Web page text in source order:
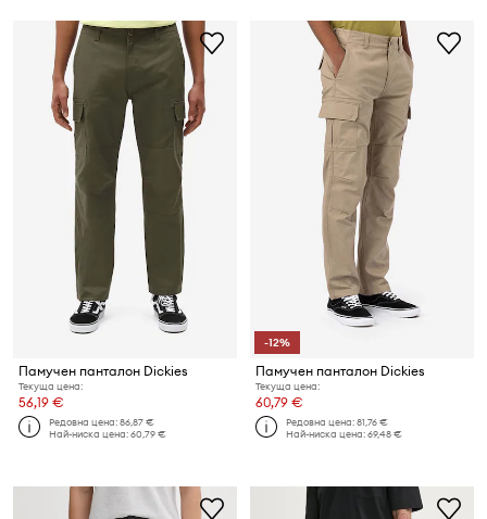
Памучен панталон Dickies
Текуща цена:
56,19 €
Редовна цена:86,87 €
Най-ниска цена:60,79 €
-12%
Памучен панталон Dickies
Текуща цена:
60,79 €
Редовна цена:81,76 €
Най-ниска цена:69,48 €